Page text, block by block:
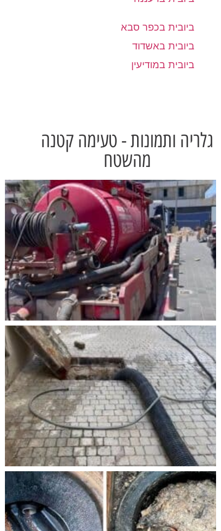
ביובית בכפר סבא
ביובית באשדוד
ביובית במודיעין
גלריה ותמונות - טעימה קטנה
מהשטח